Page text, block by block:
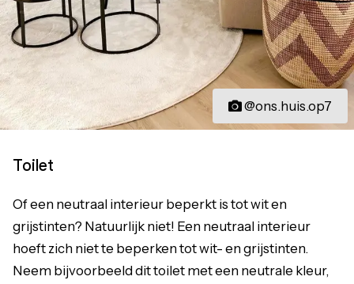
@ons.huis.op7
Toilet
Of een neutraal interieur beperkt is tot wit en
grijstinten? Natuurlijk niet! Een neutraal interieur
hoeft zich niet te beperken tot wit- en grijstinten.
Neem bijvoorbeeld dit toilet met een neutrale kleur,